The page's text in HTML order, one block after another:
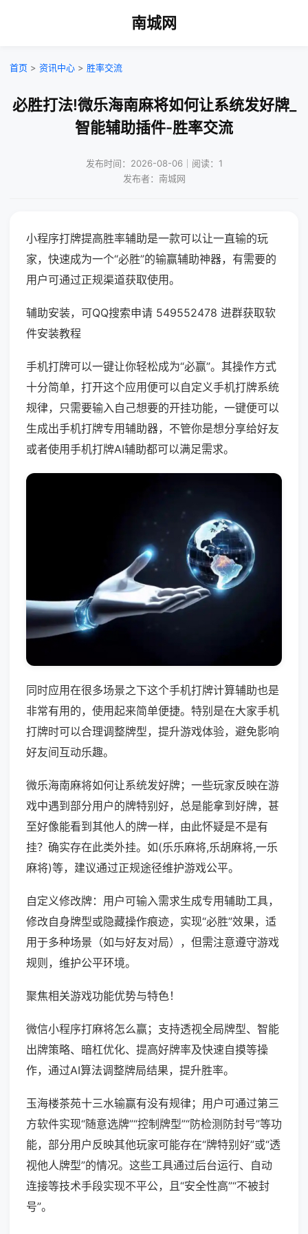
南城网
首页 > 资讯中心 > 胜率交流
必胜打法!微乐海南麻将如何让系统发好牌_
智能辅助插件-胜率交流
发布时间：2026-08-06｜阅读：1
发布者：南城网
小程序打牌提高胜率辅助是一款可以让一直输的玩
家，快速成为一个“必胜”的输赢辅助神器，有需要的
用户可通过正规渠道获取使用。
辅助安装，可QQ搜索申请 549552478 进群获取软
件安装教程
手机打牌可以一键让你轻松成为“必赢”。其操作方式
十分简单，打开这个应用便可以自定义手机打牌系统
规律，只需要输入自己想要的开挂功能，一键便可以
生成出手机打牌专用辅助器，不管你是想分享给好友
或者使用手机打牌AI辅助都可以满足需求。
同时应用在很多场景之下这个手机打牌计算辅助也是
非常有用的，使用起来简单便捷。特别是在大家手机
打牌时可以合理调整牌型，提升游戏体验，避免影响
好友间互动乐趣。
微乐海南麻将如何让系统发好牌；一些玩家反映在游
戏中遇到部分用户的牌特别好，总是能拿到好牌，甚
至好像能看到其他人的牌一样，由此怀疑是不是有
挂？确实存在此类外挂。如(乐乐麻将,乐胡麻将,一乐
麻将)等，建议通过正规途径维护游戏公平。
自定义修改牌：用户可输入需求生成专用辅助工具，
修改自身牌型或隐藏操作痕迹，实现“必胜”效果，适
用于多种场景（如与好友对局），但需注意遵守游戏
规则，维护公平环境。
聚焦相关游戏功能优势与特色！
微信小程序打麻将怎么赢；支持透视全局牌型、智能
出牌策略、暗杠优化、提高好牌率及快速自摸等操
作，通过AI算法调整牌局结果，提升胜率。
玉海楼茶苑十三水输赢有没有规律；用户可通过第三
方软件实现“随意选牌”“控制牌型”“防检测防封号”等功
能，部分用户反映其他玩家可能存在“牌特别好”或“透
视他人牌型”的情况。这些工具通过后台运行、自动
连接等技术手段实现不平公，且“安全性高”“不被封
号”。